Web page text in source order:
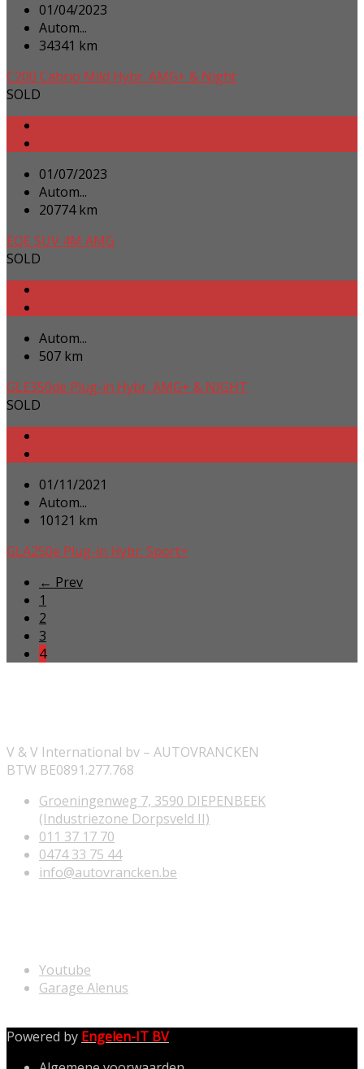
01/04/2023
Autom...
34341 km
C200 Cabrio Mild Hybr. AMG+ & Night
SOLD
01/07/2023
Autom...
20774 km
EQE SUV 4M AMG
SOLD
Autom...
507 km
GLE350de Plug-in Hybr. AMG+ & NIGHT
SOLD
01/11/2021
Autom...
10121 km
GLA250e Plug-in Hybr. Sport+
← Prev
1
2
3
4
V & V International bv – AUTOVRANCKEN
BTW BE0891.277.768
Groeningenweg 7, 3590 DIEPENBEEK
(Industriezone Dorpsveld II)
011 37 17 70
0474 33 75 44
info@autovrancken.be
Youtube
Garage Alenus
Powered by Engelen-IT BV